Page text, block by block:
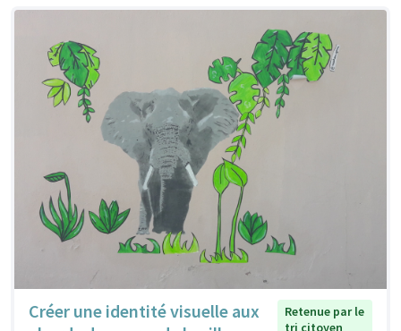
Créer une identité visuelle aux
Retenue par le
tri citoyen